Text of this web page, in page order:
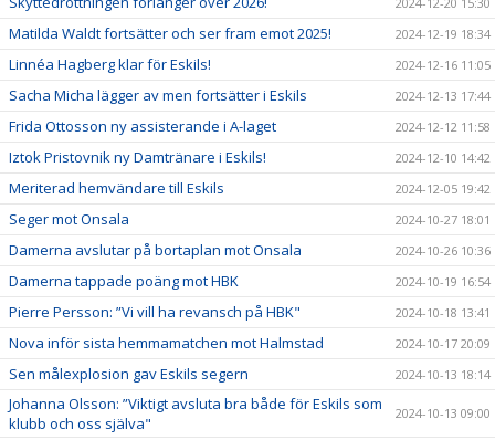
Matilda Waldt fortsätter och ser fram emot 2025! 2024-12-19 18:34
Linnéa Hagberg klar för Eskils! 2024-12-16 11:05
Sacha Micha lägger av men fortsätter i Eskils 2024-12-13 17:44
Frida Ottosson ny assisterande i A-laget 2024-12-12 11:58
Iztok Pristovnik ny Damtränare i Eskils! 2024-12-10 14:42
Meriterad hemvändare till Eskils 2024-12-05 19:42
Seger mot Onsala 2024-10-27 18:01
Damerna avslutar på bortaplan mot Onsala 2024-10-26 10:36
Damerna tappade poäng mot HBK 2024-10-19 16:54
Pierre Persson: ”Vi vill ha revansch på HBK" 2024-10-18 13:41
Nova inför sista hemmamatchen mot Halmstad 2024-10-17 20:09
Sen målexplosion gav Eskils segern 2024-10-13 18:14
Johanna Olsson: ”Viktigt avsluta bra både för Eskils som
klubb och oss själva"
2024-10-13 09:00